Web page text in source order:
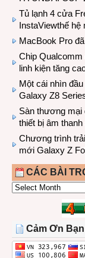
Tủ lạnh 4 cửa
InstaViewthế
MacBook Pro
Chip
linh kiện tăng
Một cái nhìn
Galaxy Z8
Sàn thương mại
thiết bị âm
Chương trình
mới Galaxy Z
CÁC BÀI
CÁC
THÁNG
Cảm Ơn